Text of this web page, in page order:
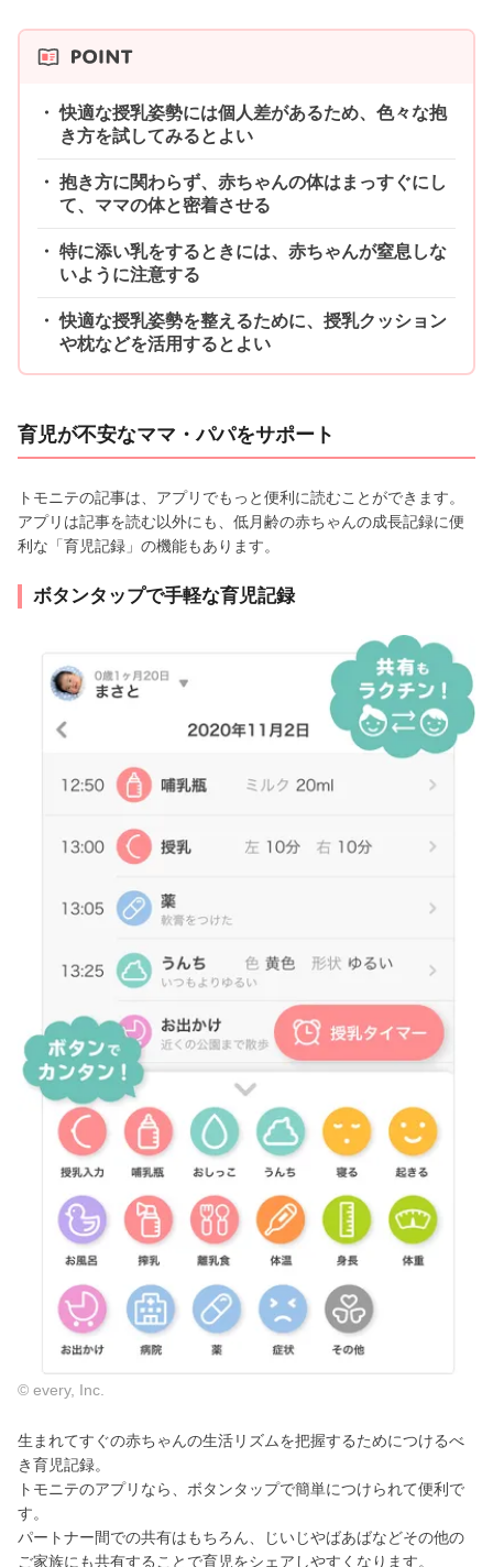
快適な授乳姿勢には個人差があるため、色々な抱
き方を試してみるとよい
抱き方に関わらず、赤ちゃんの体はまっすぐにし
て、ママの体と密着させる
特に添い乳をするときには、赤ちゃんが窒息しな
いように注意する
快適な授乳姿勢を整えるために、授乳クッション
や枕などを活用するとよい
育児が不安なママ・パパをサポート
トモニテの記事は、アプリでもっと便利に読むことができます。
アプリは記事を読む以外にも、低月齢の赤ちゃんの成長記録に便
利な「育児記録」の機能もあります。
ボタンタップで手軽な育児記録
© every, Inc.
生まれてすぐの赤ちゃんの生活リズムを把握するためにつけるべ
き育児記録。
トモニテのアプリなら、ボタンタップで簡単につけられて便利で
す。
パートナー間での共有はもちろん、じいじやばあばなどその他の
ご家族にも共有することで育児をシェアしやすくなります。